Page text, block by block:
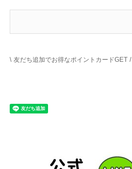
\ 友だち追加でお得なポイントカードGET /